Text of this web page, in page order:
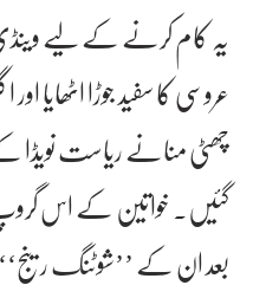
یہ کام کرنے کے لیے وینڈی
عروسی کا سفید جوڑا اٹھایا اور
چھٹی منانے ریاست نویڈا
گئیں۔ خواتین کے اس
بعد ان کے ’’شوٹنگ